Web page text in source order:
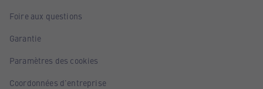
Foire aux questions
Garantie
Paramètres des cookies
Coordonnées d'entreprise